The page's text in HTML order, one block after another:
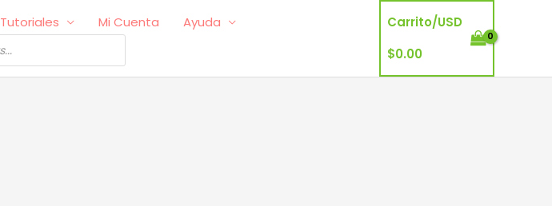
Tutoriales Mi Cuenta
Ayuda
Carrito/USD
$0.00